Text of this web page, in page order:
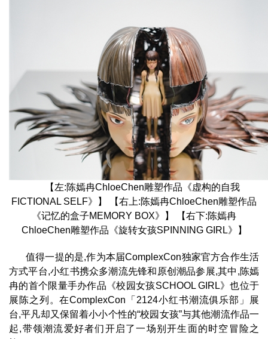
【左:陈嫣冉ChloeChen雕塑作品《虚构的自我
FICTIONAL SELF》】 【右上:陈嫣冉ChloeChen雕塑作品
《记忆的盒子MEMORY BOX》】 【右下:陈嫣冉
ChloeChen雕塑作品《旋转女孩SPINNING GIRL》】
值得一提的是,作为本届ComplexCon独家官方合作生活
方式平台,小红书携众多潮流先锋和原创潮品参展,其中,陈嫣
冉的首个限量手办作品《校园女孩SCHOOL GIRL》也位于
展陈之列。在ComplexCon「2124小红书潮流俱乐部」展
台,平凡却又保留着小小个性的“校园女孩”与其他潮流作品一
起,带领潮流爱好者们开启了一场别开生面的时空冒险之